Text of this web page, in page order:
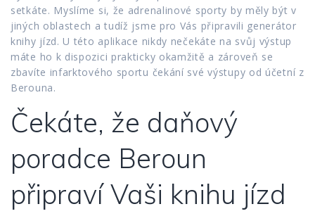
setkáte. Myslíme si, že adrenalinové sporty by měly být v
jiných oblastech a tudíž jsme pro Vás připravili generátor
knihy jízd. U této aplikace nikdy nečekáte na svůj výstup
máte ho k dispozici prakticky okamžitě a zároveň se
zbavíte infarktového sportu čekání své výstupy od účetní z
Berouna.
Čekáte, že daňový
poradce Beroun
připraví Vaši knihu jízd